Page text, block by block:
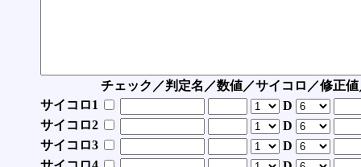
チェック／判定名／数値／サイコロ／修正
サイコロ1
D
サイコロ2
D
サイコロ3
D